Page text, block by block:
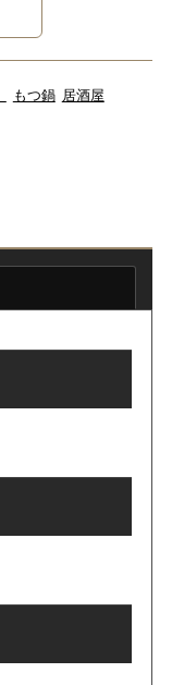
もつ鍋 居酒屋